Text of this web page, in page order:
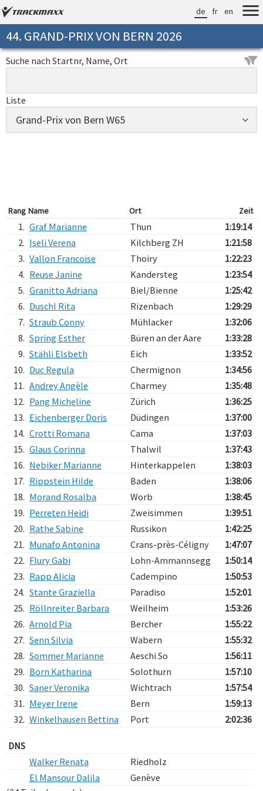
de fr en
44. GRAND-PRIX VON BERN 2026
Suche nach Startnr, Name, Ort
Liste
Rang Name Ort Zeit
1. Graf Marianne Thun
1:19:14
2. Iseli Verena Kilchberg ZH
1:21:58
3. Vallon Francoise Thoiry
1:22:23
4. Reuse Janine Kandersteg
1:23:54
5. Granitto Adriana Biel/Bienne
1:25:42
6. Duschl Rita Rizenbach
1:29:29
7. Straub Conny Mühlacker
1:32:06
8. Spring Esther Büren an der Aare
1:33:28
9. Stähli Elsbeth Eich
1:33:52
10. Duc Regula Chermignon
1:34:56
11. Andrey Angèle Charmey
1:35:48
12. Pang Micheline Zürich
1:36:25
13. Eichenberger Doris Düdingen
1:37:00
14. Crotti Romana Cama
1:37:03
15. Glaus Corinna Thalwil
1:37:43
16. Nebiker Marianne Hinterkappelen
1:38:03
17. Rippstein Hilde Baden
1:38:06
18. Morand Rosalba Worb
1:38:45
19. Perreten Heidi Zweisimmen
1:39:51
20. Rathe Sabine Russikon
1:42:25
21. Munafo Antonina Crans-près-Céligny
1:47:07
22. Flury Gabi Lohn-Ammannsegg
1:50:14
23. Rapp Alicia Cadempino
1:50:53
24. Stante Graziella Paradiso
1:52:01
25. Röllnreiter Barbara Weilheim
1:53:26
26. Arnold Pia Bercher
1:55:22
27. Senn Silvia Wabern
1:55:32
28. Sommer Marianne Aeschi So
1:56:11
29. Born Katharina Solothurn
1:57:10
30. Saner Veronika Wichtrach
1:57:54
31. Meyer Irene Bern
1:59:13
32. Winkelhausen Bettina Port 2:02:36
DNS
Walker Renata
Riedholz
El Mansour Dalila
Genève